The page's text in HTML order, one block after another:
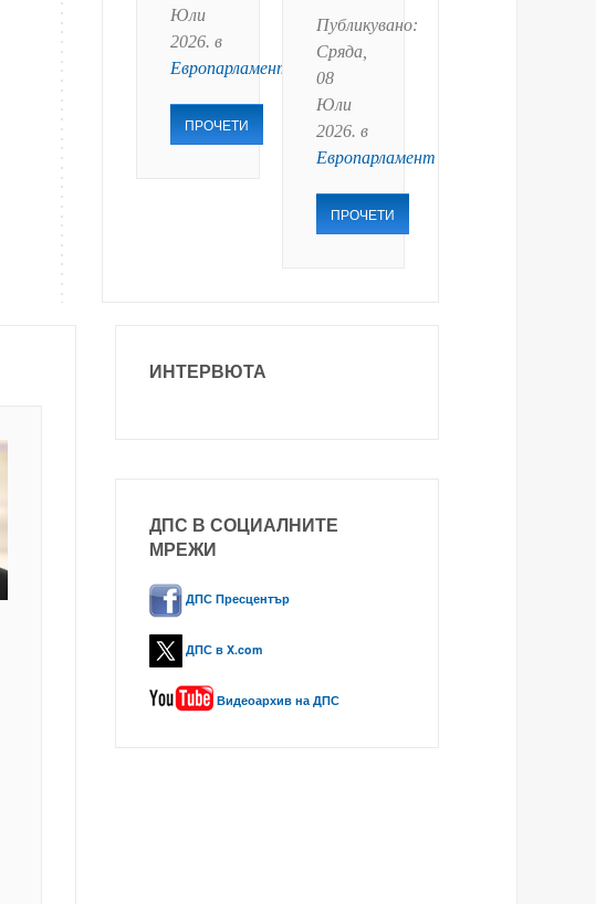
Юли
2026. в
Европарламент
ПРОЧЕТИ
Публикувано:
Сряда,
08
Юли
2026. в
Европарламент
ПРОЧЕТИ
ИНТЕРВЮТА
ДПС В СОЦИАЛНИТЕ
МРЕЖИ
ДПС Пресцентър
ДПС в X.com
Видеоархив на ДПС